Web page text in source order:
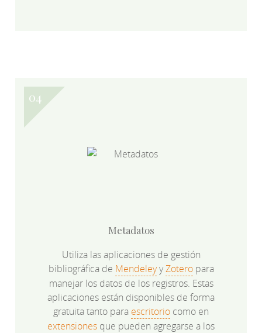
Metadatos
Utiliza las aplicaciones de gestión
bibliográfica de MendeleyyZoteropara
manejar los datos de los registros. Estas
aplicaciones están disponibles de forma
gratuita tanto para escritorio como en
extensiones que pueden agregarse a los